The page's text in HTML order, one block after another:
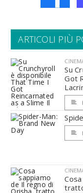
ARTICOLI PIÙ
Su
Got